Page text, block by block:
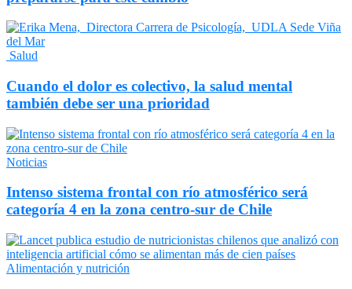
Salud
Cuando el dolor es colectivo, la salud mental
también debe ser una prioridad
Noticias
Intenso sistema frontal con río atmosférico será
categoría 4 en la zona centro-sur de Chile
Alimentación y nutrición